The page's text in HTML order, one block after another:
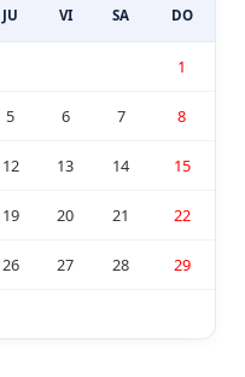
JU VI SA DO
1
5 6 7 8
12 13 14 15
19 20 21 22
26 27 28 29